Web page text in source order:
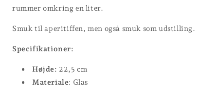
rummer omkring en liter.
Smuk til aperitiffen, men også smuk som udstilling.
Specifikationer:
Højde: 22,5 cm
Materiale: Glas